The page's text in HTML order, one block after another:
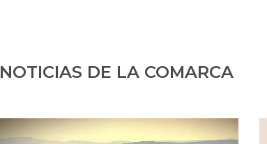
NOTICIAS DE LA COMARCA